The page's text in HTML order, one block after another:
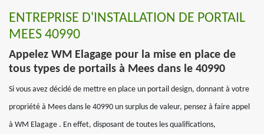
ENTREPRISE D'INSTALLATION DE PORTAIL
MEES 40990
Appelez WM Elagage pour la mise en place de
tous types de portails à Mees dans le 40990
Si vous avez décidé de mettre en place un portail design, donnant à votre
propriété à Mees dans le 40990 un surplus de valeur, pensez à faire appel
à WM Elagage . En effet, disposant de toutes les qualifications,